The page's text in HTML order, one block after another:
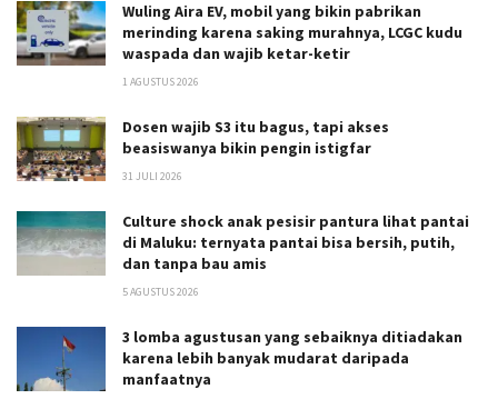
Wuling Aira EV, mobil yang bikin pabrikan
merinding karena saking murahnya, LCGC kudu
waspada dan wajib ketar-ketir
1 AGUSTUS 2026
Dosen wajib S3 itu bagus, tapi akses
beasiswanya bikin pengin istigfar
31 JULI 2026
Culture shock anak pesisir pantura lihat pantai
di Maluku: ternyata pantai bisa bersih, putih,
dan tanpa bau amis
5 AGUSTUS 2026
3 lomba agustusan yang sebaiknya ditiadakan
karena lebih banyak mudarat daripada
manfaatnya